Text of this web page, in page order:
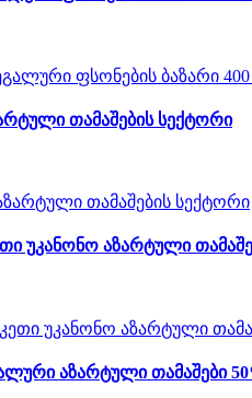
თამაშების სექტორი
უკანონო აზარტული
აზარტული თამაშები